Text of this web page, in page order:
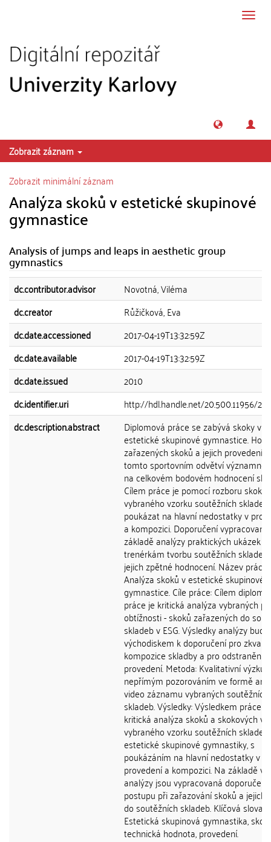
Zobrazit záznam
Zobrazit minimální záznam
Analýza skoků v estetické skupinové
gymnastice
Analysis of jumps and leaps in aesthetic group
gymnastics
dc.contributor.advisor
Novotná, Viléma
dc.creator
Růžičková, Eva
dc.date.accessioned
2017-04-19T13:32:59Z
dc.date.available
2017-04-19T13:32:59Z
dc.date.issued
2010
dc.identifier.uri
http://hdl.handle.net/20.500.11956/
dc.description.abstract
Diplomová práce se zabývá skoky v
estetické skupinové gymnastice.
zařazených skoků a jejich provedení
tomto sportovním odvětví významně
na celkovém bodovém hodnocení
Cílem práce je pomocí rozboru skoků
vybraného vzorku soutěžních skladeb
poukázat na hlavní nedostatky v
a kompozici. Doporučení
základě analýzy praktických ukázek
trenérkám tvorbu soutěžních skladeb
jejich zpětné hodnocení. Název práce:
Analýza skoků v estetické skupinové
gymnastice. Cíle práce: Cílem
práce je kritická analýza vybraných
obtížnosti - skoků zařazených do
skladeb v ESG. Výsledky analýzy
východiskem k doporučení pro
kompozice skladby a pro odstranění
provedení. Metoda: Kvalitativní
nepřímým pozorováním ve formě
video záznamu vybraných soutěžních
skladeb. Výsledky: Výsledkem práce je
kritická analýza skoků a skokových
vybraného vzorku soutěžních skladeb
estetické skupinové gymnastiky, s
poukázáním na hlavní nedostatky v
provedení a kompozici. Na základě
analýzy jsou vypracovaná doporučení
postupu při zařazování skoků a jejich
do soutěžních skladeb. Klíčová slova:
Estetická skupinová gymnastika,
technická hodnota, provedení.